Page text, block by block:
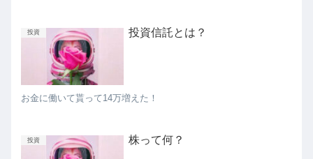
投資 投資信託とは？
お金に働いて貰って14万増えた！
投資 株って何？